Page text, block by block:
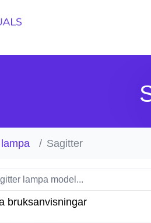
lampa Sagitter
bruksanvisningar